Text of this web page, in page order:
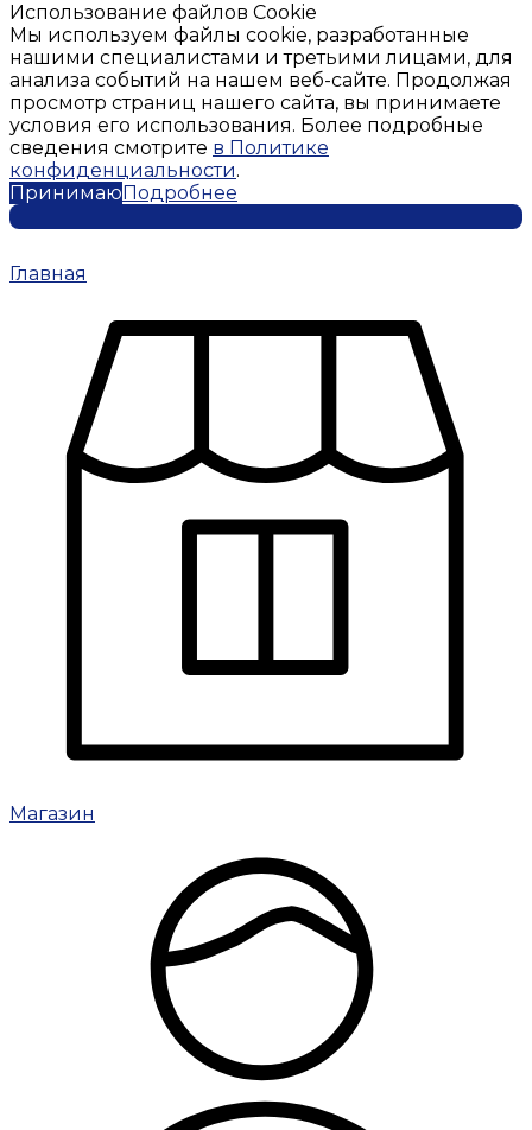
Использование файлов Cookie
Мы используем файлы cookie, разработанные
нашими специалистами и третьими лицами, для
анализа событий на нашем веб-сайте. Продолжая
просмотр страниц нашего сайта, вы принимаете
условия его использования. Более подробные
сведения смотрите в Политике
конфиденциальности.
ПринимаюПодробнее
Главная
Магазин